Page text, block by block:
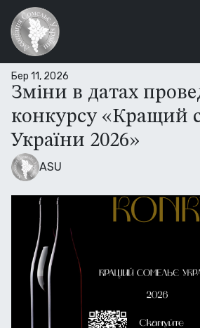
Бер 11, 2026
Зміни в датах
конкурсу «Кращий
України 2026»
ASU